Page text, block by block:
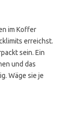
im Koffer
erreichst.
sein. Ein
und das
Wäge sie je